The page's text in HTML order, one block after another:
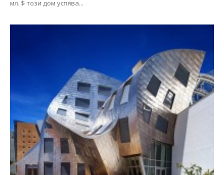
мл. $ този дом успява...